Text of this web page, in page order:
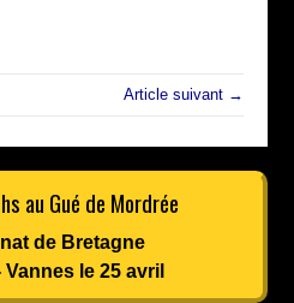
Article suivant →
au Gué de Mordrée
de Bretagne
Vannes le 25 avril